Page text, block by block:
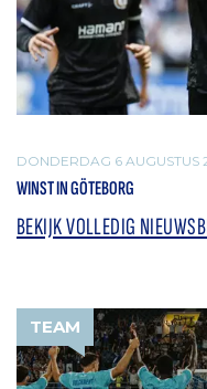
DONDERDAG 6 AUGUSTUS
WINST IN GÖTEBORG
BEKIJK VOLLEDIG
TEAM